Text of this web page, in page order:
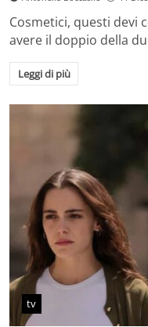
Cosmetici, questi devi
avere il doppio della
Leggi di più
tv